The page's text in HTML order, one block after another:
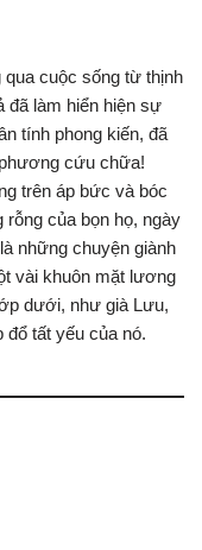
qua cuộc sống từ thịnh
đã làm hiển hiện sự
tính phong kiến, đã
cứu chữa!
trên áp bức và bóc
rỗng của bọn họ, ngày
những chuyện giành
vài khuôn mặt lương
dưới, như già Lưu,
tất yếu của nó.